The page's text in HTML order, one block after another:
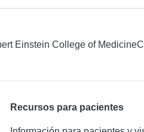
Einstein College of Medicine
Recursos para pacientes